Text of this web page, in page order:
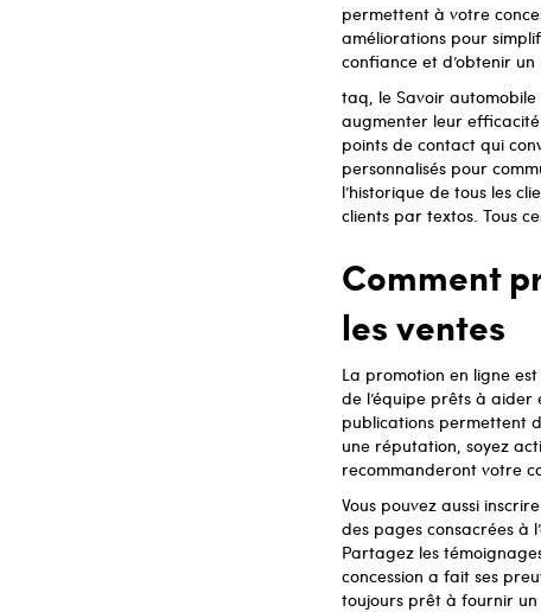
permettent à votre
améliorations pour
confiance et d’obtenir
taq, le Savoir automobile
augmenter leur
points de contact qui
personnalisés pour
l’historique de tous les
clients par textos. Tous
Comment
les ventes
La promotion en ligne
de l’équipe prêts à aider
publications permettent
une réputation, soyez
recommanderont votre
Vous pouvez aussi
des pages consacrées à
Partagez les
concession a fait ses
toujours prêt à fournir